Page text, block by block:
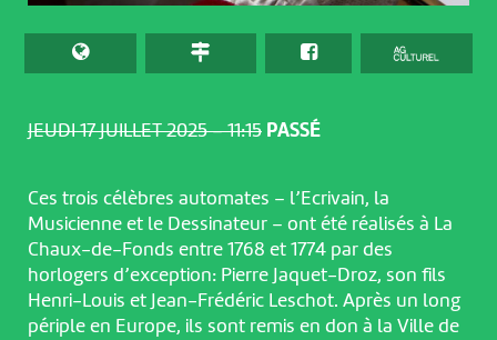
JEUDI 17 JUILLET 2025 – 11:15 PASSÉ
Ces trois célèbres automates – l’Ecrivain, la
Musicienne et le Dessinateur – ont été réalisés à La
Chaux-de-Fonds entre 1768 et 1774 par des
horlogers d’exception: Pierre Jaquet-Droz, son fils
Henri-Louis et Jean-Frédéric Leschot. Après un long
périple en Europe, ils sont remis en don à la Ville de